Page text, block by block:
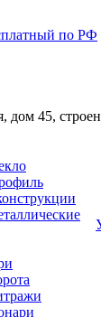
по РФ
дом 45,